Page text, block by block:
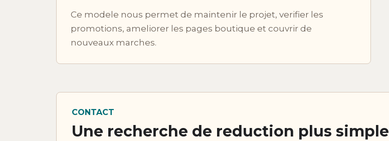
Ce modele nous permet de maintenir le projet, verifier les
promotions, ameliorer les pages boutique et couvrir de
nouveaux marches.
CONTACT
Une recherche de reduction plus simple